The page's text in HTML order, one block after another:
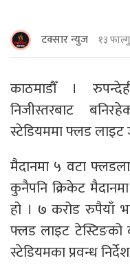
टक्सार न्युज १३
काठमाडाैँ ।
निजीस्तरबाट
स्टेडियममा फ्लड
मैदानमा ५ वटा
कुनैपनि क्रिकेट
हो । ७ करोड रुपैयाँ
फ्लड लाइट
स्टेडियमका प्रवन्ध